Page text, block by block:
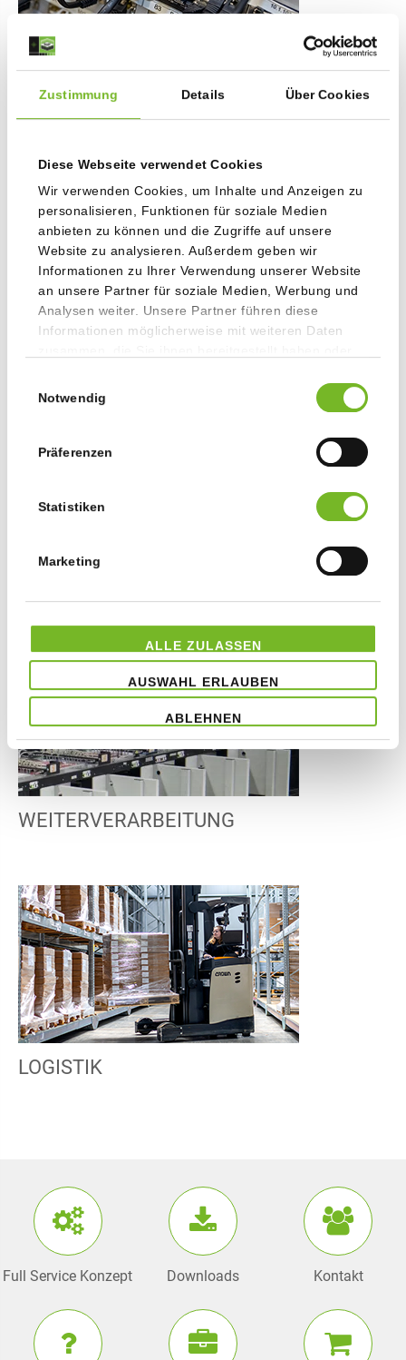
Zustimmung Details Über Cookies
Diese Webseite verwendet Cookies
Wir verwenden Cookies, um Inhalte und Anzeigen zu
personalisieren, Funktionen für soziale Medien
anbieten zu können und die Zugriffe auf unsere
Website zu analysieren. Außerdem geben wir
Informationen zu Ihrer Verwendung unserer Website
an unsere Partner für soziale Medien, Werbung und
Analysen weiter. Unsere Partner führen diese
Informationen möglicherweise mit weiteren Daten
gesammelt haben.
Notwendig
Präferenzen
Statistiken
Marketing
ALLE ZULASSEN
AUSWAHL ERLAUBEN
ABLEHNEN
OFFSETDRUCK
DIGITALDRUCK
WEITERVERARBEITUNG
LOGISTIK
Full Service Konzept Downloads Kontakt